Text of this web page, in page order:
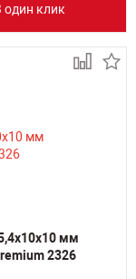
один клик
мм
2326